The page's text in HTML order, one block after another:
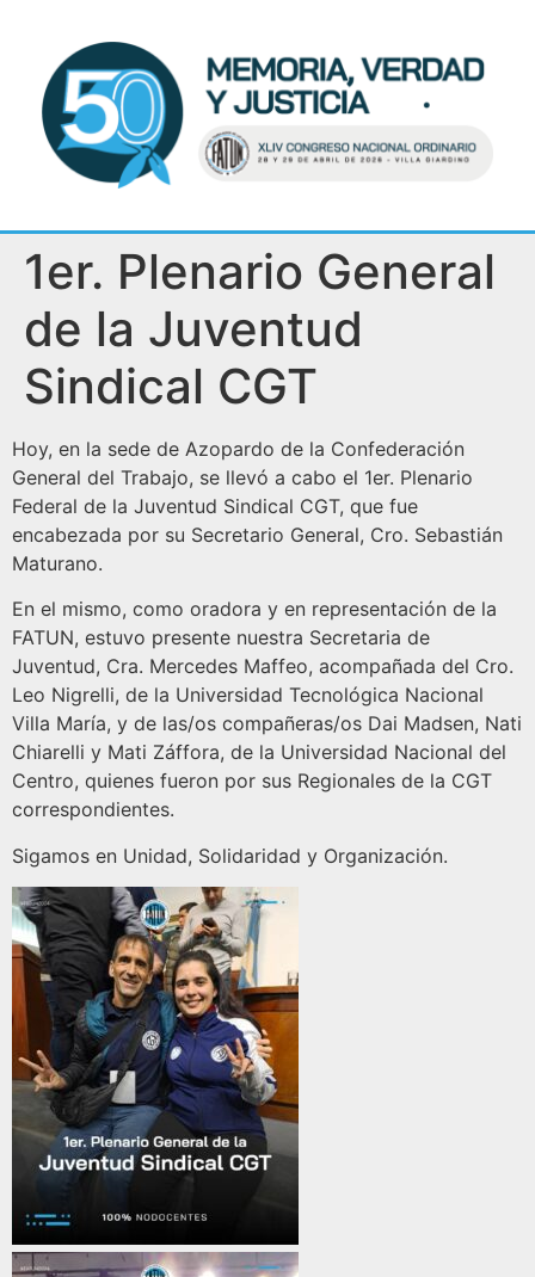
1er. Plenario General
de la Juventud
Sindical CGT
Hoy, en la sede de Azopardo de la Confederación
General del Trabajo, se llevó a cabo el 1er. Plenario
Federal de la Juventud Sindical CGT, que fue
encabezada por su Secretario General, Cro. Sebastián
Maturano.
En el mismo, como oradora y en representación de la
FATUN, estuvo presente nuestra Secretaria de
Juventud, Cra. Mercedes Maffeo, acompañada del Cro.
Leo Nigrelli, de la Universidad Tecnológica Nacional
Villa María, y de las/os compañeras/os Dai Madsen, Nati
Chiarelli y Mati Záffora, de la Universidad Nacional del
Centro, quienes fueron por sus Regionales de la CGT
correspondientes.
Sigamos en Unidad, Solidaridad y Organización.